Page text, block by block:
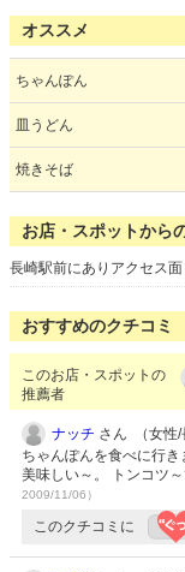
オススメ
ちゃんぽん
皿うどん
焼きそば
お店・スポットから
長崎駅前にありアクセス
おすすめのクチコミ
このお店・スポットの
推薦者
ナッチ さん （女性/
ちゃんぽんを食べに行
美味しい～。 トンコツ
2009/11/06）
このクチコミに